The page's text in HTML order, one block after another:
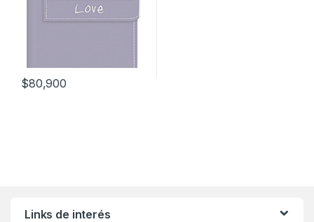
$80,900
Links de interés